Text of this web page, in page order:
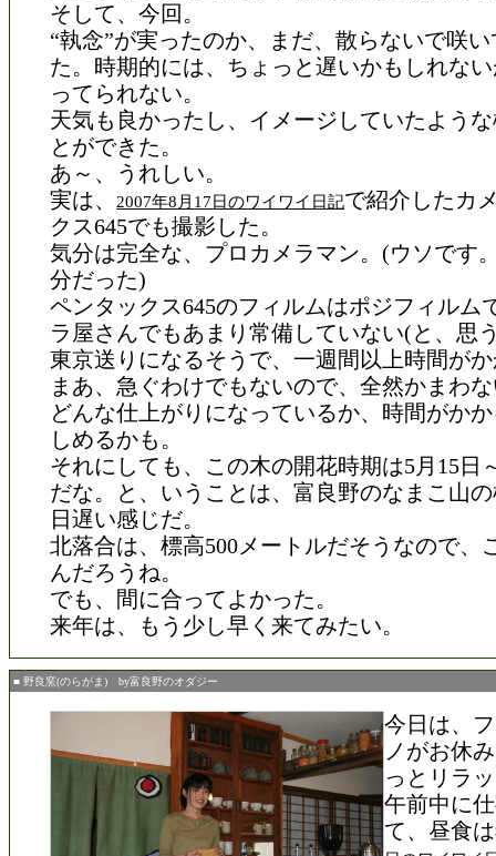
そして、今回。
“執念”が実ったのか、まだ、散らないで咲
た。時期的には、ちょっと遅いかもしれな
ってられない。
天気も良かったし、イメージしていたよう
とができた。
あ～、うれしい。
実は、
2007年8月17日のワイワイ日記で紹介したカ
クス645でも撮影した。
気分は完全な、プロカメラマン。(ウソです
分だった)
ペンタックス645のフィルムはポジフィルム
ラ屋さんでもあまり常備していない(と、思
東京送りになるそうで、一週間以上時間が
まあ、急ぐわけでもないので、全然かまわ
どんな仕上がりになっているか、時間がか
しめるかも。
それにしても、この木の開花時期は5月15日
だな。と、いうことは、富良野のなまこ山
日遅い感じだ。
北落合は、標高500メートルだそうなので、
んだろうね。
でも、間に合ってよかった。
来年は、もう少し早く来てみたい。
■ 野良窯(のらがま) by富良野のオダジー
今日は、
ノがお休
っとリラ
午前中に
て、昼食